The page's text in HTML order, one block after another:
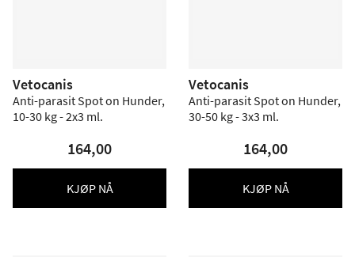
Vetocanis
Anti-parasit Spot on Hunder,
10-30 kg - 2x3 ml.
164,00
KJØP NÅ
Vetocanis
Anti-parasit Spot on Hunder,
30-50 kg - 3x3 ml.
164,00
KJØP NÅ